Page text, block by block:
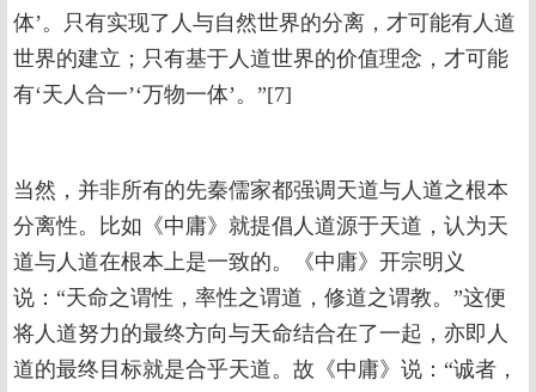
体’。只有实现了人与自然世界的分离，才可能有人道
世界的建立；只有基于人道世界的价值理念，才可能
有‘天人合一’‘万物一体’。”[7]
当然，并非所有的先秦儒家都强调天道与人道之根本
分离性。比如《中庸》就提倡人道源于天道，认为天
道与人道在根本上是一致的。《中庸》开宗明义
说：“天命之谓性，率性之谓道，修道之谓教。”这便
将人道努力的最终方向与天命结合在了一起，亦即人
道的最终目标就是合乎天道。故《中庸》说：“诚者，